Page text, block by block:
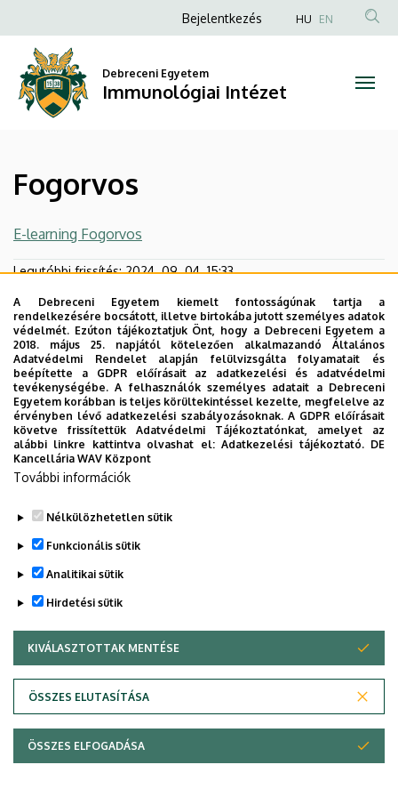
Immunológiai
Intézet
a
tartalomra
Anonim
fiók
menüje
Bejelentkezés HU EN
Debreceni Egyetem
Immunológiai Intézet
Fogorvos
E-learning Fogorvos
Legutóbbi frissítés: 2024. 09. 04. 15:33
Adatvédelem
Szerzői jog &másolat; @év @szervezet @verzió
A Debreceni Egyetem kiemelt fontosságúnak tartja a
rendelkezésére bocsátott, illetve birtokába jutott személyes adatok
védelmét. Ezúton tájékoztatjuk Önt, hogy a Debreceni Egyetem a
2018. május 25. napjától kötelezően alkalmazandó Általános
Adatvédelmi Rendelet alapján felülvizsgálta folyamatait és
beépítette a GDPR előírásait az adatkezelési és adatvédelmi
tevékenységébe. A felhasználók személyes adatait a Debreceni
Egyetem korábban is teljes körültekintéssel kezelte, megfelelve az
érvényben lévő adatkezelési szabályozásoknak. A GDPR előírásait
követve frissítettük Adatvédelmi Tájékoztatónkat, amelyet az
alábbi linkre kattintva olvashat el:Adatkezelési tájékoztató. DE
Kancellária WAV Központ
További információk
Nélkülözhetetlen sütik
Funkcionális sütik
Analitikai sütik
Hirdetési sütik
KIVÁLASZTOTTAK MENTÉSE
ÖSSZES ELUTASÍTÁSA
WITHDRAW CONSENT
ÖSSZES ELFOGADÁSA